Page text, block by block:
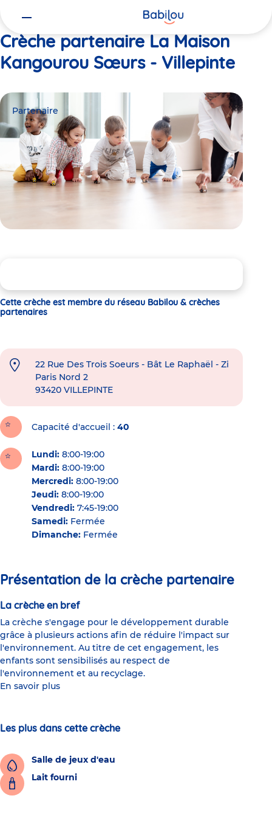
Crèche partenaire La Maison
Kangourou Sœurs - Villepinte
Partenaire
Cette crèche est membre du réseau Babilou & crèches
partenaires
22 Rue Des Trois Soeurs - Bât Le Raphaël - Zi
Paris Nord 2
93420 VILLEPINTE
Capacité d'accueil 40
Lundi: 8:00-19:00
Mardi: 8:00-19:00
Mercredi: 8:00-19:00
Jeudi: 8:00-19:00
Vendredi: 7:45-19:00
Samedi: Fermée
Dimanche: Fermée
Présentation de la crèche partenaire
La crèche en bref
La crèche s'engage pour le développement durable
grâce à plusieurs actions afin de réduire l'impact sur
l'environnement. Au titre de cet engagement, les
enfants sont sensibilisés au respect de
l'environnement et au recyclage.
En savoir plus
Les plus dans cette crèche
Salle de jeux d'eau
Lait fourni